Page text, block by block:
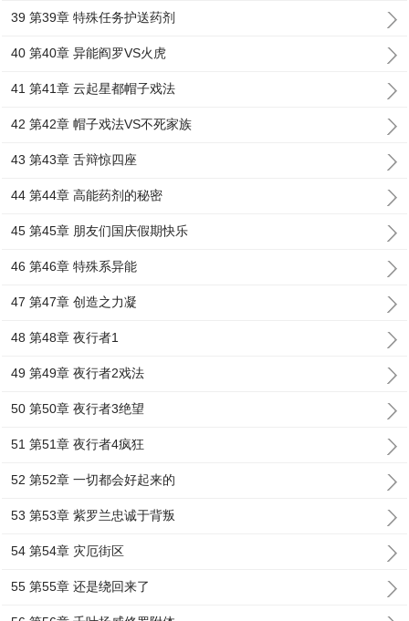
39 第39章 特殊任务护送药剂
40 第40章 异能阎罗VS火虎
41 第41章 云起星都帽子戏法
42 第42章 帽子戏法VS不死家族
43 第43章 舌辩惊四座
44 第44章 高能药剂的秘密
45 第45章 朋友们国庆假期快乐
46 第46章 特殊系异能
47 第47章 创造之力凝
48 第48章 夜行者1
49 第49章 夜行者2戏法
50 第50章 夜行者3绝望
51 第51章 夜行者4疯狂
52 第52章 一切都会好起来的
53 第53章 紫罗兰忠诚于背叛
54 第54章 灾厄街区
55 第55章 还是绕回来了